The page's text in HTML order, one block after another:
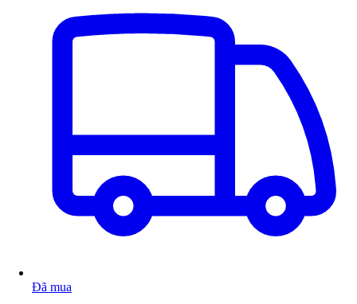
Đã mua